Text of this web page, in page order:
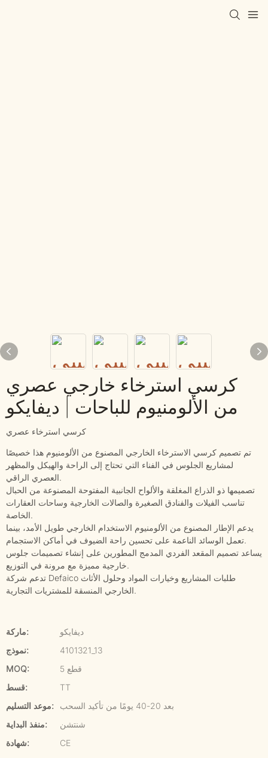
كرسي استرخاء خارجي عصري
من الألومنيوم للباحات | ديفايكو
كرسي استرخاء عصري
تم تصميم كرسي الاسترخاء الخارجي المصنوع من الألومنيوم هذا خصيصًا
لمشاريع الجلوس في الفناء التي تحتاج إلى الراحة والهيكل والمظهر
العصري الراقي.
تصميمها ذو الذراع المغلقة والألواح الجانبية المفتوحة المصنوعة من الحبال
تناسب الفيلات والفنادق الصغيرة والصالات الخارجية وساحات العقارات
الخاصة.
يدعم الإطار المصنوع من الألومنيوم الاستخدام الخارجي طويل الأمد، بينما
تعمل الوسائد الناعمة على تحسين راحة الضيوف في أماكن الاستجمام.
يساعد تصميم المقعد الفردي المدمج المطورين على إنشاء تصميمات جلوس
خارجية مميزة مع مرونة في التوزيع.
تدعم شركة Defaico طلبات المشاريع وخيارات المواد وحلول الأثاث
الخارجي المنسقة للمشتريات التجارية.
ماركة:
ديفايكو
نموذج:
4101321_13
MOQ:
5 قطع
قسط:
TT
موعد التسليم:
بعد 20-40 يومًا من تأكيد السحب
منفذ البداية:
شنتشن
شهادة:
CE